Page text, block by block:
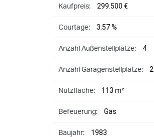
Kaufpreis: 299.500 €
Courtage: 3.57 %
Anzahl Außenstellplätze: 4
Anzahl Garagenstellplätze: 2
Nutzfläche: 113 m²
Befeuerung: Gas
Baujahr: 1983